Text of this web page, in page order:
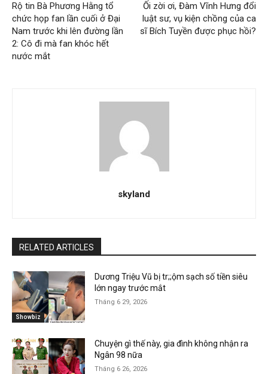
Rộ tin Bà Phương Hằng tổ
chức họp fan lần cuối ở Đại
Nam trước khi lên đường lần
2: Cô đi mà fan khóc hết
nước mắt
Ối zời ơi, Đàm Vĩnh Hưng đổi
luật sư, vụ kiện chồng của ca
sĩ Bích Tuyền được phục hồi?
skyland
RELATED ARTICLES
Showbiz
Dương Triệu Vũ bị tr;;ộm sạch số tiền siêu
lớn ngay trước mắt
Tháng 6 29, 2026
Chuyện gì thế này, gia đình không nhận ra
Ngân 98 nữa
Tháng 6 26, 2026